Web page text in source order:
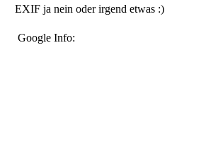
EXIF ja nein oder irgend etwas :)
Google Info: